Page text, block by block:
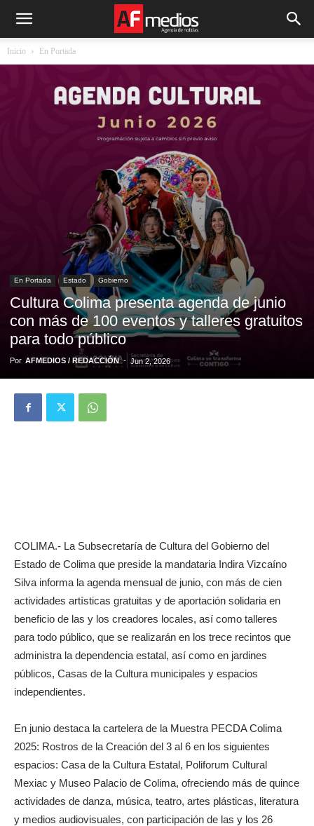
Inicio En Portada
En Portada Estado Gobierno
Cultura Colima presenta agenda de junio
con más de 100 eventos y talleres gratuitos
para todo público
Por AFMEDIOS / REDACCIÓN - Jun 2, 2026
COLIMA.- La Subsecretaría de Cultura del Gobierno del
Estado de Colima que preside la mandataria Indira Vizcaíno
Silva informa la agenda mensual de junio, con más de cien
actividades artísticas gratuitas y de aportación solidaria en
beneficio de las y los creadores locales, así como talleres
para todo público, que se realizarán en los trece recintos que
administra la dependencia estatal, así como en jardines
públicos, Casas de la Cultura municipales y espacios
independientes.
En junio destaca la cartelera de la Muestra PECDA Colima
2025: Rostros de la Creación del 3 al 6 en los siguientes
espacios: Casa de la Cultura Estatal, Poliforum Cultural
Mexiac y Museo Palacio de Colima, ofreciendo más de quince
actividades de danza, música, teatro, artes plásticas, literatura
y medios audiovisuales, con participación de las y los 26